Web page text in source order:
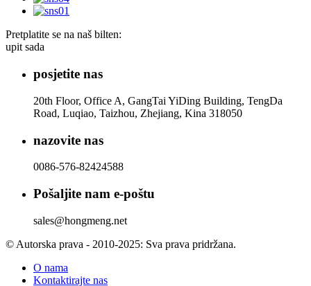
Pretplatite se na naš bilten:
upit sada
posjetite nas
20th Floor, Office A, GangTai YiDing Building, TengDa
Road, Luqiao, Taizhou, Zhejiang, Kina 318050
nazovite nas
0086-576-82424588
Pošaljite nam e-poštu
sales@hongmeng.net
© Autorska prava - 2010-2025: Sva prava pridržana.
O nama
Kontaktirajte nas